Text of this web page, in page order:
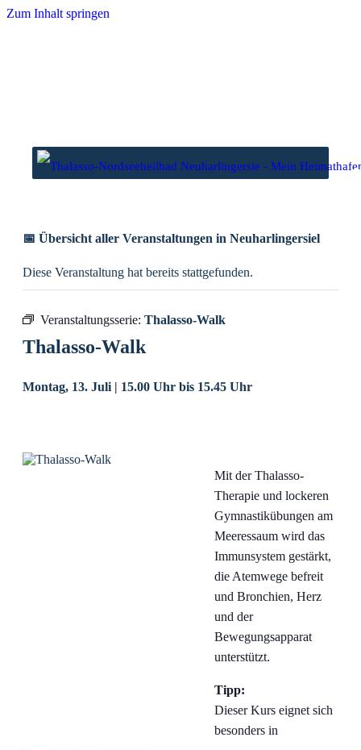
Zum Inhalt springen
📅 Übersicht aller Veranstaltungen in Neuharlingersiel
Diese Veranstaltung hat bereits stattgefunden.
Veranstaltungsserie: Thalasso-Walk
Thalasso-Walk
Montag, 13. Juli | 15.00 Uhr bis 15.45 Uhr
Mit der Thalasso-
Therapie und lockeren
Gymnastikübungen am
Meeressaum wird das
Immunsystem gestärkt,
die Atemwege befreit
und Bronchien, Herz
und der
Bewegungsapparat
unterstützt.
Tipp:
Dieser Kurs eignet sich
besonders in